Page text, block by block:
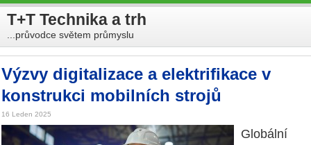
T+T Technika a trh
...průvodce světem průmyslu
Výzvy digitalizace a elektrifikace v
konstrukci mobilních strojů
16 Leden 2025
Globální